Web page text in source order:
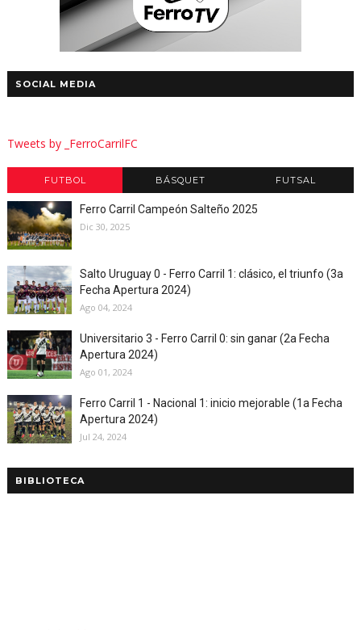
SOCIAL MEDIA
Tweets by _FerroCarrilFC
FUTBOL BÁSQUET FUTSAL
Ferro Carril Campeón Salteño 2025
Dic 30, 2025
Salto Uruguay 0 - Ferro Carril 1: clásico, el triunfo (3a
Fecha Apertura 2024)
Ago 04, 2024
Universitario 3 - Ferro Carril 0: sin ganar (2a Fecha
Apertura 2024)
Ago 01, 2024
Ferro Carril 1 - Nacional 1: inicio mejorable (1a Fecha
Apertura 2024)
Jul 24, 2024
BIBLIOTECA